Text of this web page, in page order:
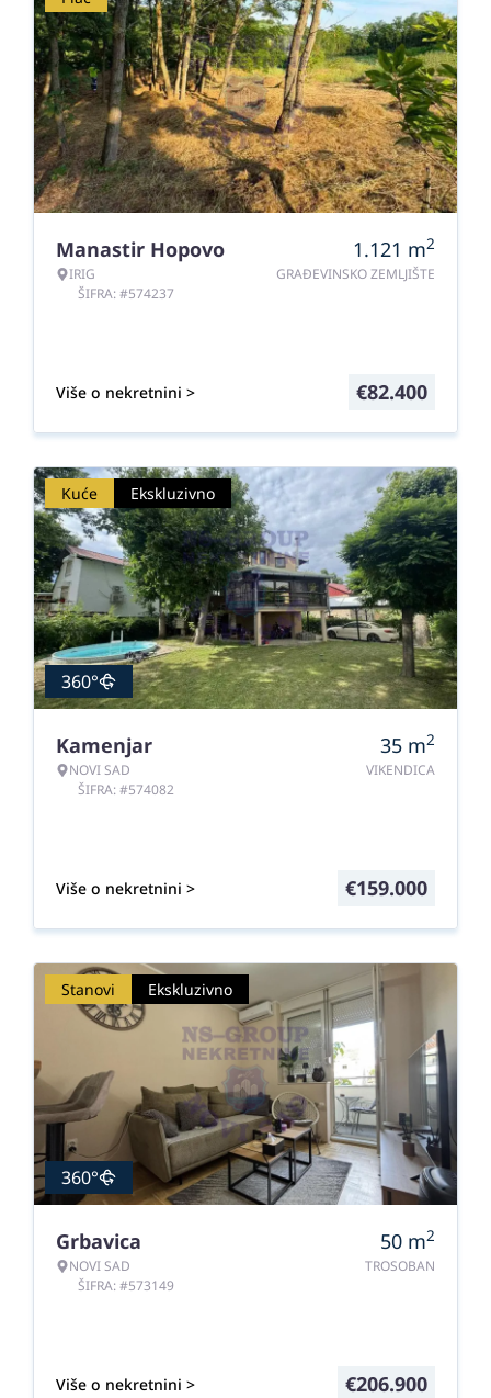
Manastir Hopovo
IRIG
ŠIFRA: #574237
1.121 m2
GRAĐEVINSKO ZEMLJIŠTE
Više o nekretnini > €82.400
Kuće Ekskluzivno
360°
Kamenjar
NOVI SAD
ŠIFRA: #574082
35 m2
VIKENDICA
Više o nekretnini > €159.000
Stanovi Ekskluzivno
360°
Grbavica
NOVI SAD
ŠIFRA: #573149
50 m2
TROSOBAN
Više o nekretnini > €206.900